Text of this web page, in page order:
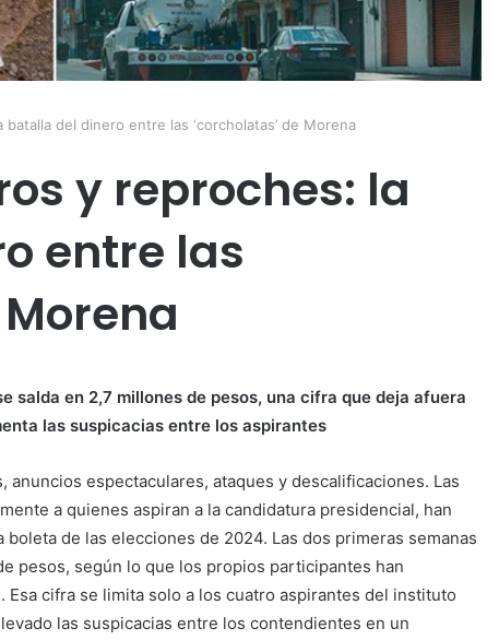
del dinero entre las ‘corcholatas’ de Morena
y reproches: la
entre las
salda en 2,7 millones de pesos, una cifra que deja afuera
las suspicacias entre los aspirantes
anuncios espectaculares, ataques y descalificaciones. Las
a quienes aspiran a la candidatura presidencial, han
de las elecciones de 2024. Las dos primeras semanas
pesos, según lo que los propios participantes han
cifra se limita solo a los cuatro aspirantes del instituto
las suspicacias entre los contendientes en un